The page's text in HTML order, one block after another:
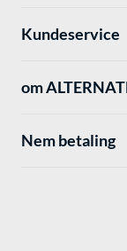
Kundeservice
om
Nem betaling